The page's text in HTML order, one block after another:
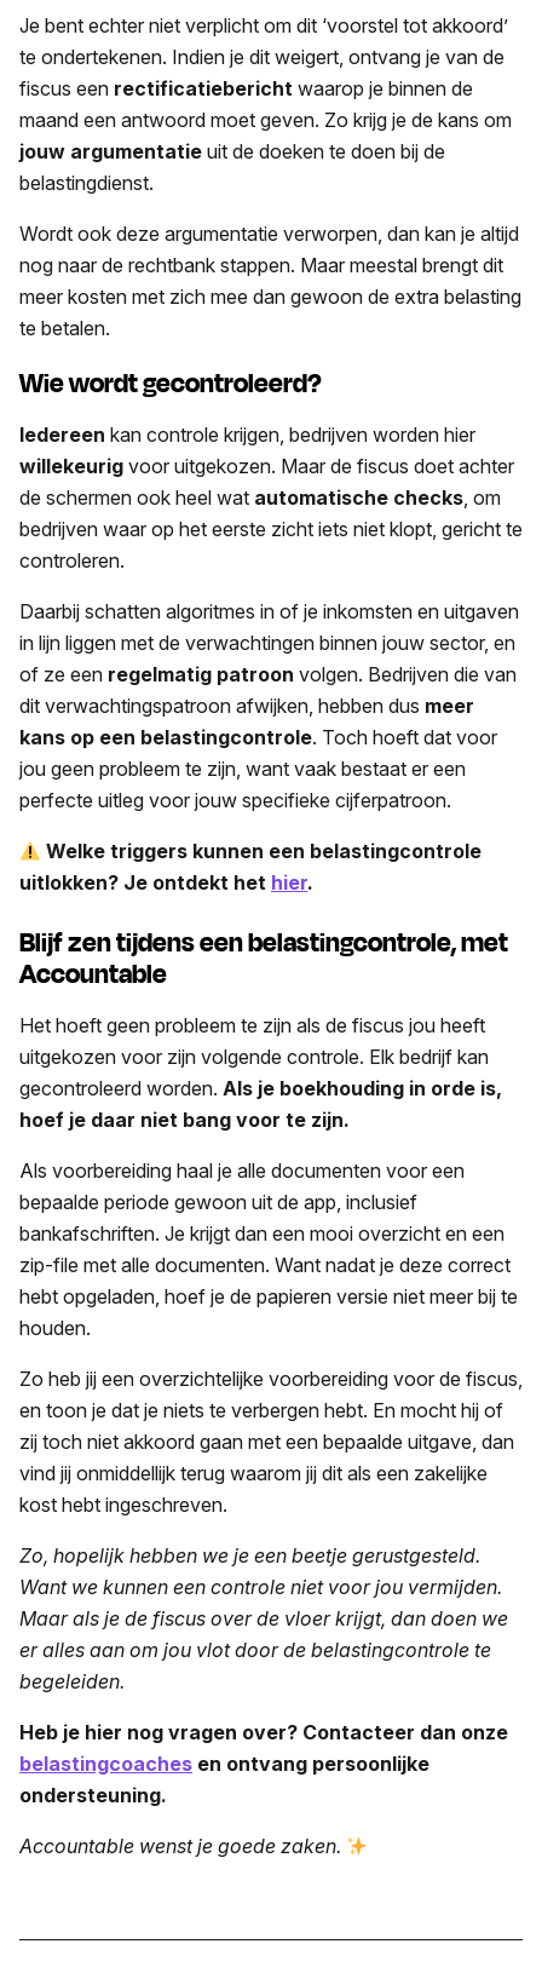
Je bent echter niet verplicht om dit ‘voorstel tot akkoord’
te ondertekenen. Indien je dit weigert, ontvang je van de
fiscus een rectificatiebericht waarop je binnen de
maand een antwoord moet geven. Zo krijg je de kans om
jouw argumentatie uit de doeken te doen bij de
belastingdienst.
Wordt ook deze argumentatie verworpen, dan kan je altijd
nog naar de rechtbank stappen. Maar meestal brengt dit
meer kosten met zich mee dan gewoon de extra belasting
te betalen.
Wie wordt gecontroleerd?
Iedereen kan controle krijgen, bedrijven worden hier
willekeurig voor uitgekozen. Maar de fiscus doet achter
de schermen ook heel wat automatische checks, om
bedrijven waar op het eerste zicht iets niet klopt, gericht te
controleren.
Daarbij schatten algoritmes in of je inkomsten en uitgaven
in lijn liggen met de verwachtingen binnen jouw sector, en
of ze een regelmatig patroon volgen. Bedrijven die van
dit verwachtingspatroon afwijken, hebben dus meer
kans op een belastingcontrole. Toch hoeft dat voor
jou geen probleem te zijn, want vaak bestaat er een
perfecte uitleg voor jouw specifieke cijferpatroon.
Welke triggers kunnen een belastingcontrole
uitlokken? Je ontdekt het hier.
Blijf zen tijdens een belastingcontrole, met
Accountable
Het hoeft geen probleem te zijn als de fiscus jou heeft
uitgekozen voor zijn volgende controle. Elk bedrijf kan
gecontroleerd worden. Als je boekhouding in orde is,
hoef je daar niet bang voor te zijn.
Als voorbereiding haal je alle documenten voor een
bepaalde periode gewoon uit de app, inclusief
bankafschriften. Je krijgt dan een mooi overzicht en een
zip-file met alle documenten. Want nadat je deze correct
hebt opgeladen, hoef je de papieren versie niet meer bij te
houden.
Zo heb jij een overzichtelijke voorbereiding voor de fiscus,
en toon je dat je niets te verbergen hebt. En mocht hij of
zij toch niet akkoord gaan met een bepaalde uitgave, dan
vind jij onmiddellijk terug waarom jij dit als een zakelijke
kost hebt ingeschreven.
Zo, hopelijk hebben we je een beetje gerustgesteld.
Want we kunnen een controle niet voor jou vermijden.
Maar als je de fiscus over de vloer krijgt, dan doen we
er alles aan om jou vlot door de belastingcontrole te
begeleiden.
Heb je hier nog vragen over? Contacteer dan onze
belastingcoaches en ontvang persoonlijke
ondersteuning.
Accountable wenst je goede zaken.